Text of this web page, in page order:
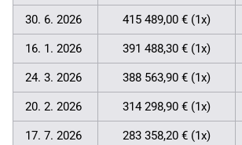
30. 6. 2026 415 489,00 € (1x)
16. 1. 2026 391 488,30 € (1x)
24. 3. 2026 388 563,90 € (1x)
20. 2. 2026 314 298,90 € (1x)
17. 7. 2026 283 358,20 € (1x)